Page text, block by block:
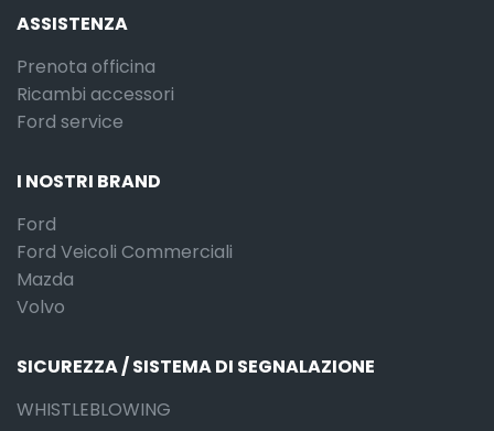
ASSISTENZA
Prenota officina
Ricambi accessori
Ford service
I NOSTRI BRAND
Ford
Ford Veicoli Commerciali
Mazda
Volvo
SICUREZZA / SISTEMA DI SEGNALAZIONE
WHISTLEBLOWING